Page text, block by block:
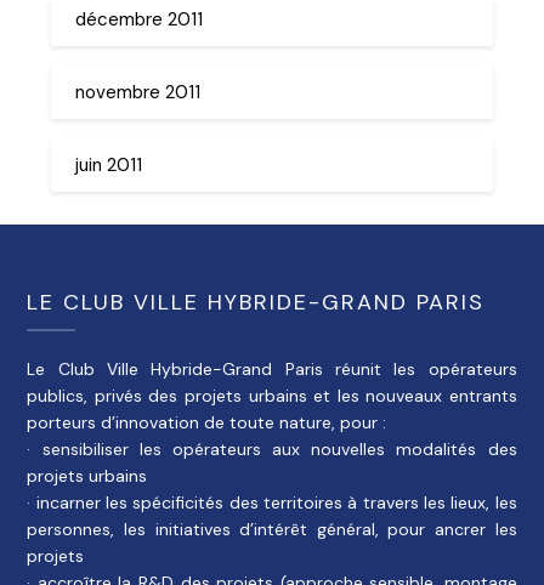
décembre 2011
novembre 2011
juin 2011
LE CLUB VILLE HYBRIDE-GRAND PARIS
Le Club Ville Hybride-Grand Paris réunit les opérateurs
publics, privés des projets urbains et les nouveaux entrants
porteurs d’innovation de toute nature, pour :
· sensibiliser les opérateurs aux nouvelles modalités des
projets urbains
· incarner les spécificités des territoires à travers les lieux, les
personnes, les initiatives d’intérêt général, pour ancrer les
projets